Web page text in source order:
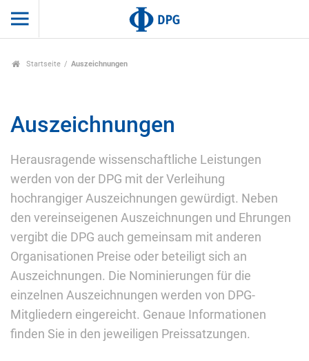
Startseite Auszeichnungen
Auszeichnungen
Herausragende wissenschaftliche Leistungen
werden von der DPG mit der Verleihung
hochrangiger Auszeichnungen gewürdigt. Neben
den vereinseigenen Auszeichnungen und Ehrungen
vergibt die DPG auch gemeinsam mit anderen
Organisationen Preise oder beteiligt sich an
Auszeichnungen. Die Nominierungen für die
einzelnen Auszeichnungen werden von DPG-
Mitgliedern eingereicht. Genaue Informationen
finden Sie in den jeweiligen Preissatzungen.